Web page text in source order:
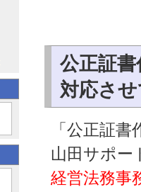
公正証
対応さ
「公正証
山田サポー
経営法務事